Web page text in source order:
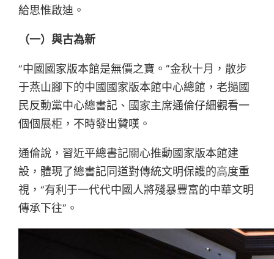
給思惟啟迪。
（一）與古為新
“中國國家版本館是無價之寶。”金秋十月，散步
于燕山腳下的中國國家版本館中心總館，老撾國
民反動黨中心總書記、國家主席通倫仔細觀看一
個個展柜，不時發出贊嘆。
通倫說，習近平總書記關心推動國家版本館建
設，體現了總書記同道對傳統文明保護的高度重
視，“有利于一代代中國人將殘暴豐富的中華文明
傳承下往”。